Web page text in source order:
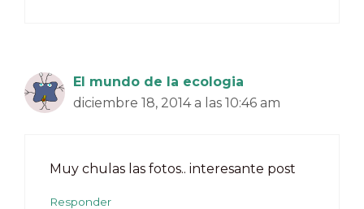
El mundo de la ecologia
diciembre 18, 2014 a las 10:46 am
Muy chulas las fotos.. interesante post
Responder